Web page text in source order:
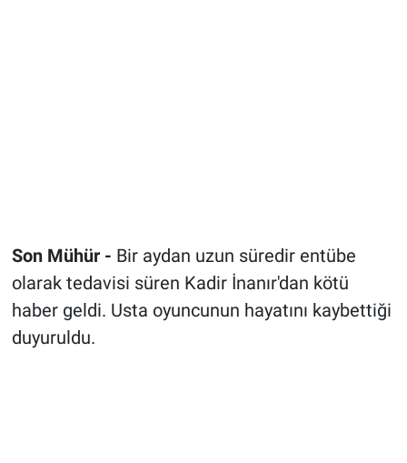
Son Mühür - Bir aydan uzun süredir entübe
olarak tedavisi süren Kadir İnanır'dan kötü
haber geldi. Usta oyuncunun hayatını kaybettiği
duyuruldu.